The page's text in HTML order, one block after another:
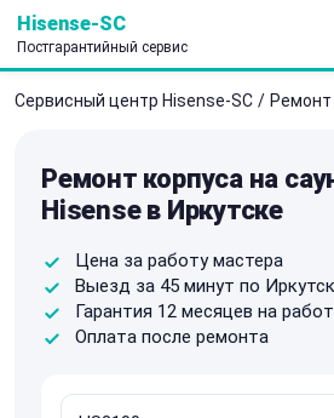
Hisense-SC
Постгарантийный сервис
Сервисный центр Hisense-SC / Ремонт
Ремонт корпуса на
Hisense в Иркутске
Цена за работу мастера
Выезд за 45 минут по
Гарантия 12 месяцев на
Оплата после ремонта